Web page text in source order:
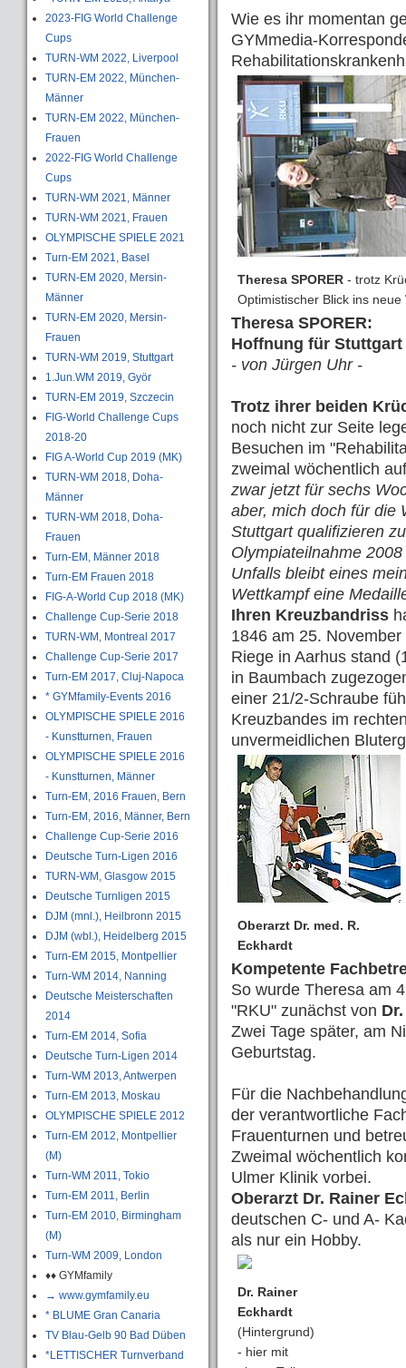
2023-FIG World Challenge
Cups
TURN-WM 2022, Liverpool
TURN-EM 2022, München-
Männer
TURN-EM 2022, München-
Frauen
2022-FIG World Challenge
Cups
TURN-WM 2021, Männer
TURN-WM 2021, Frauen
OLYMPISCHE SPIELE 2021
Turn-EM 2021, Basel
TURN-EM 2020, Mersin-
Männer
TURN-EM 2020, Mersin-
Frauen
TURN-WM 2019, Stuttgart
1.Jun.WM 2019, Györ
TURN-EM 2019, Szczecin
FIG-World Challenge Cups
2018-20
FIG A-World Cup 2019 (MK)
TURN-WM 2018, Doha-
Männer
TURN-WM 2018, Doha-
Frauen
Turn-EM, Männer 2018
Turn-EM Frauen 2018
FIG-A-World Cup 2018 (MK)
Challenge Cup-Serie 2018
TURN-WM, Montreal 2017
Challenge Cup-Serie 2017
Turn-EM 2017, Cluj-Napoca
* GYMfamily-Events 2016
OLYMPISCHE SPIELE 2016
- Kunstturnen, Frauen
OLYMPISCHE SPIELE 2016
- Kunstturnen, Männer
Turn-EM, 2016 Frauen, Bern
Turn-EM, 2016, Männer, Bern
Challenge Cup-Serie 2016
Deutsche Turn-Ligen 2016
TURN-WM, Glasgow 2015
Deutsche Turnligen 2015
DJM (mnl.), Heilbronn 2015
DJM (wbl.), Heidelberg 2015
Turn-EM 2015, Montpellier
Turn-WM 2014, Nanning
Deutsche Meisterschaften
2014
Turn-EM 2014, Sofia
Deutsche Turn-Ligen 2014
Turn-WM 2013, Antwerpen
Turn-EM 2013, Moskau
OLYMPISCHE SPIELE 2012
Turn-EM 2012, Montpellier
(M)
Turn-WM 2011, Tokio
Turn-EM 2011, Berlin
Turn-EM 2010, Birmingham
(M)
Turn-WM 2009, London
♦♦ GYMfamily
→ www.gymfamily.eu
* BLUME Gran Canaria
TV Blau-Gelb 90 Bad Düben
*LETTISCHER Turnverband
Wie es ihr momentan
GYMmedia-
Theresa SPORER - trotz
Optimistischer Blick ins
Theresa SPORER:
Hoffnung für Stuttgart
- von Jürgen Uhr -
Trotz ihrer beiden
noch nicht zur Seite
Besuchen im
zweimal wöchentlich
zwar jetzt für sechs
aber, mich doch für die
Stuttgart qualifizieren
Olympiateilnahme
Unfalls bleibt eines
Wettkampf eine
Ihren Kreuzbandriss
1846 am 25.
Riege in Aarhus stand
in Baumbach
einer 21/2-Schraube
Kreuzbandes im
unvermeidlichen
Oberarzt Dr. med. R.
Eckhardt
Kompetente
So wurde Theresa am
"RKU" zunächst von
Zwei Tage später, am
Geburtstag.
Für die
der verantwortliche
Frauenturnen und
Zweimal wöchentlich
Ulmer Klinik vorbei.
Oberarzt Dr. Rainer
deutschen C- und A-
als nur ein Hobby.
Dr. Rainer
Eckhardt
(Hintergrund)
- hier mit